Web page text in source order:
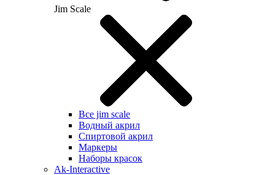
Jim Scale
Все jim scale
Водный акрил
Спиртовой акрил
Маркеры
Наборы красок
Ak-Interactive